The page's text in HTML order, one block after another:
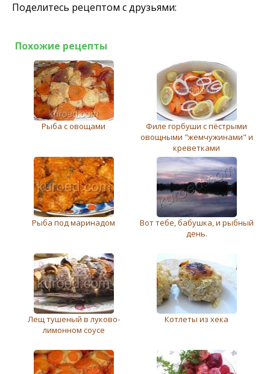
Поделитесь рецептом с друзьями:
Похожие рецепты
Рыба с овощами
Филе горбуши с пёстрыми
овощными "жемчужинами" и
креветками
Рыба под маринадом
Вот тебе, бабушка, и рыбный
день.
Лещ тушеный в луково-
лимонном соусе
Котлеты из хека